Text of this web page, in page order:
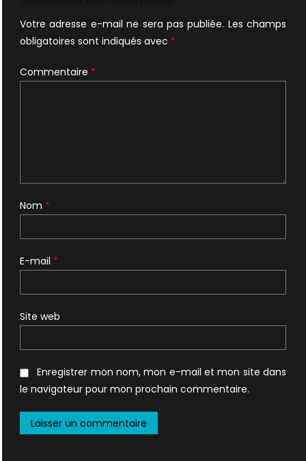
Votre adresse e-mail ne sera pas publiée. Les champs
obligatoires sont indiqués avec *
Commentaire *
Nom *
E-mail *
Site web
Enregistrer mon nom, mon e-mail et mon site dans
le navigateur pour mon prochain commentaire.